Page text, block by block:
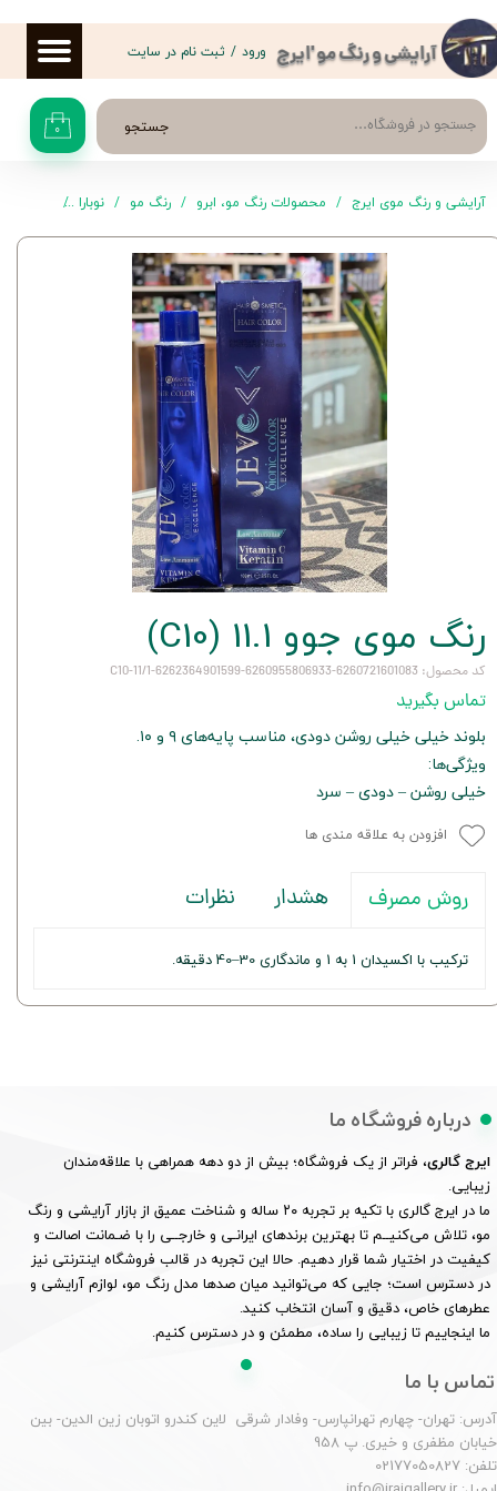
آرایشی و رنگ مو 'ایرج
جستجو ۰
ورود / ثبت نام در سایت
حساب کاربری من
تغییر گذر واژه
سفارشات
خروج از حساب کاربری
آرایشی و رنگ موی ایرج محصولات رنگ مو، ابرو رنگ مو نوبارا
رنگ موی جوو 11.1 (C10)
کد محصول: 6260721601083-6260955806933-6262364901599-C10-11/1
تماس بگیرید
بلوند خیلی خیلی روشن دودی، مناسب پایه‌های ۹ و ۱۰.
ویژگی‌ها:
خیلی روشن – دودی – سرد
افزودن به علاقه مندی ها
روش مصرف هشدار نظرات
ترکیب با اکسیدان 1 به 1 و ماندگاری 30–40 دقیقه.
درباره فروشگاه ما
ایرج گالری، فراتر از یک فروشگاه؛ بیش از دو دهه همراهی با علاقه‌مندان
زیبایی.
ما در ایرج گالری با تکیه بر تجربه ۲۰ ساله و شناخت عمیق از بازار آرایشی و رنگ
مو، تلاش می‌کنیــم تا بهترین برندهای ایرانـی و خارجــی را با ضـمانت اصالت و
کیفیت در اختیار شما قرار دهیم. حالا این تجربه در قالب فروشگاه اینترنتی نیز
در دسترس است؛ جایی که می‌توانید میان صدها مدل رنگ مو، لوازم آرایشی و
عطرهای خاص، دقیق و آسان انتخاب کنید.
ما اینجاییم تا زیبایی را ساده، مطمئن و در دسترس کنیم.
تماس با ما
آدرس: تهران- چهارم تهرانپارس- وفادار شرقی لاین کندرو اتوبان زین الدین- بین
خیابان مظفری و خیری. پ 958
تلفن: 02177050827